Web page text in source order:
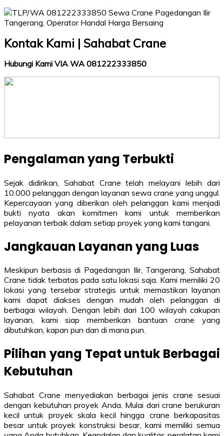
Kontak Kami | Sahabat Crane
Hubungi Kami VIA WA 081222333850
Pengalaman yang Terbukti
Sejak didirikan, Sahabat Crane telah melayani lebih dari
10.000 pelanggan dengan layanan sewa crane yang unggul.
Kepercayaan yang diberikan oleh pelanggan kami menjadi
bukti nyata akan komitmen kami untuk memberikan
pelayanan terbaik dalam setiap proyek yang kami tangani.
Jangkauan Layanan yang Luas
Meskipun berbasis di Pagedangan Ilir, Tangerang, Sahabat
Crane tidak terbatas pada satu lokasi saja. Kami memiliki 20
lokasi yang tersebar strategis untuk memastikan layanan
kami dapat diakses dengan mudah oleh pelanggan di
berbagai wilayah. Dengan lebih dari 100 wilayah cakupan
layanan, kami siap memberikan bantuan crane yang
dibutuhkan, kapan pun dan di mana pun.
Pilihan yang Tepat untuk Berbagai
Kebutuhan
Sahabat Crane menyediakan berbagai jenis crane sesuai
dengan kebutuhan proyek Anda. Mulai dari crane berukuran
kecil untuk proyek skala kecil hingga crane berkapasitas
besar untuk proyek konstruksi besar, kami memiliki semua